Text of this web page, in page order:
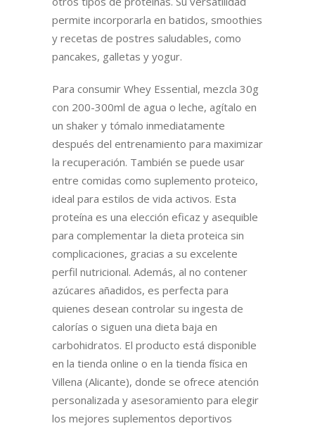
permite incorporarla en batidos, smoothies
y recetas de postres saludables, como
pancakes, galletas y yogur.
Para consumir Whey Essential, mezcla 30g
con 200-300ml de agua o leche, agítalo en
un shaker y tómalo inmediatamente
después del entrenamiento para maximizar
la recuperación. También se puede usar
entre comidas como suplemento proteico,
ideal para estilos de vida activos. Esta
proteína es una elección eficaz y asequible
para complementar la dieta proteica sin
complicaciones, gracias a su excelente
perfil nutricional. Además, al no contener
azúcares añadidos, es perfecta para
quienes desean controlar su ingesta de
calorías o siguen una dieta baja en
carbohidratos. El producto está disponible
en la tienda online o en la tienda física en
Villena (Alicante), donde se ofrece atención
personalizada y asesoramiento para elegir
los mejores suplementos deportivos